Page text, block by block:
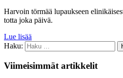
Harvoin törmää lupaukseen
totta joka päivä.
Lue lisää
Haku:
Viimeisimmät artikkelit